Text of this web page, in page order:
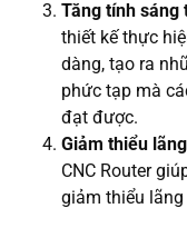
Tăng tính sáng
thiết kế thực
dàng, tạo ra
phức tạp mà
đạt được.
Giảm thiểu
CNC Router
giảm thiểu